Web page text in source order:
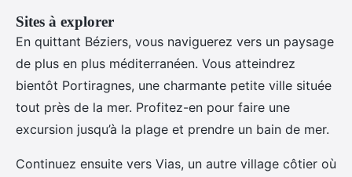
Sites à explorer
En quittant Béziers, vous naviguerez vers un paysage
de plus en plus méditerranéen. Vous atteindrez
bientôt Portiragnes, une charmante petite ville située
tout près de la mer. Profitez-en pour faire une
excursion jusqu’à la plage et prendre un bain de mer.
Continuez ensuite vers Vias, un autre village côtier où